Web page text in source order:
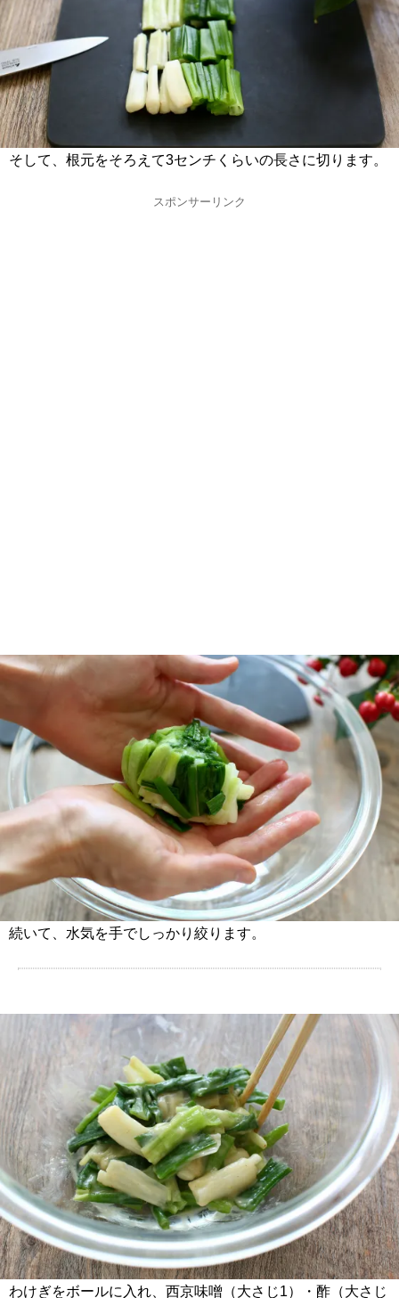
そして、根元をそろえて3センチくらいの長さに切ります。
スポンサーリンク
続いて、水気を手でしっかり絞ります。
わけぎをボールに入れ、西京味噌（大さじ1）・酢（大さじ